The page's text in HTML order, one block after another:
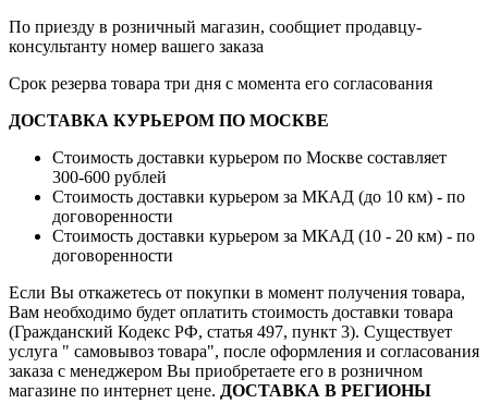
По приезду в розничный магазин, сообщиет продавцу-
консультанту номер вашего заказа
Срок резерва товара три дня с момента его согласования
ДОСТАВКА КУРЬЕРОМ ПО МОСКВЕ
Стоимость доставки курьером по Москве составляет
300-600 рублей
Стоимость доставки курьером за МКАД (до 10 км) - по
договоренности
Стоимость доставки курьером за МКАД (10 - 20 км) - по
договоренности
Если Вы откажетесь от покупки в момент получения товара,
Вам необходимо будет оплатить стоимость доставки товара
(Гражданский Кодекс РФ, статья 497, пункт 3). Существует
услуга " самовывоз товара", после оформления и согласования
заказа с менеджером Вы приобретаете его в розничном
магазине по интернет цене. ДОСТАВКА В РЕГИОНЫ